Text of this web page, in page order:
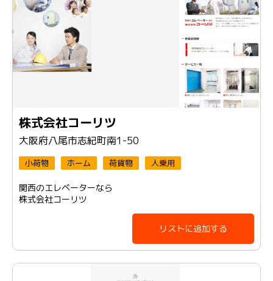
株式会社コーリツ
大阪府八尾市志紀町南1-50
小荷物 ホーム 荷貨物 人乗用
関西のエレベーターなら
株式会社コーリツ
リストに追加する